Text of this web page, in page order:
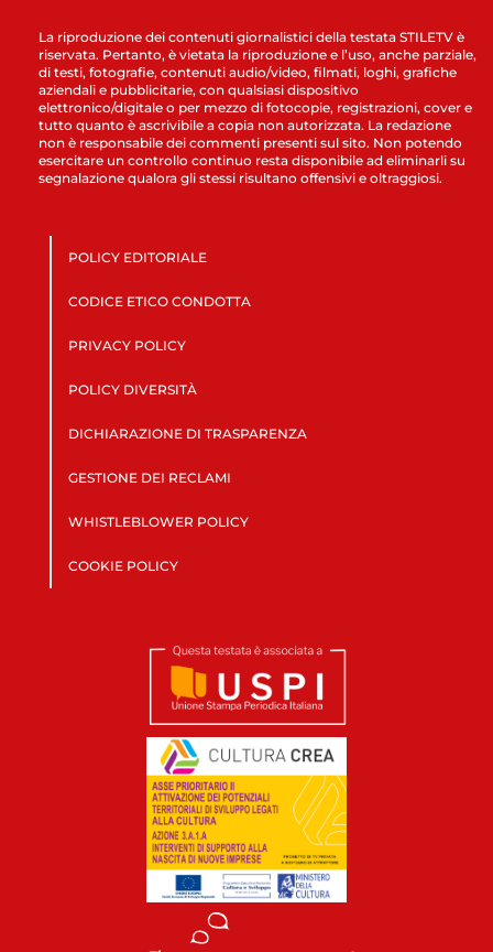
La riproduzione dei contenuti giornalistici della testata STILETV è
riservata. Pertanto, è vietata la riproduzione e l’uso, anche parziale,
di testi, fotografie, contenuti audio/video, filmati, loghi, grafiche
aziendali e pubblicitarie, con qualsiasi dispositivo
elettronico/digitale o per mezzo di fotocopie, registrazioni, cover e
tutto quanto è ascrivibile a copia non autorizzata. La redazione
non è responsabile dei commenti presenti sul sito. Non potendo
esercitare un controllo continuo resta disponibile ad eliminarli su
segnalazione qualora gli stessi risultano offensivi e oltraggiosi.
POLICY EDITORIALE
CODICE ETICO CONDOTTA
PRIVACY POLICY
POLICY DIVERSITÀ
DICHIARAZIONE DI TRASPARENZA
GESTIONE DEI RECLAMI
WHISTLEBLOWER POLICY
COOKIE POLICY